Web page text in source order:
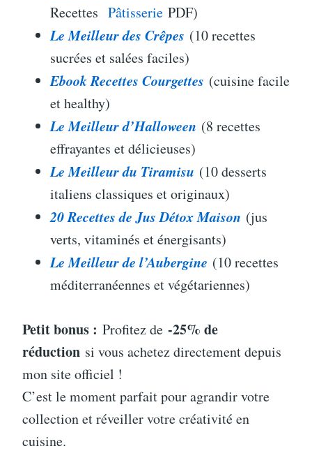
Recettes Pâtisserie PDF)
Le Meilleur des Crêpes (10 recettes
sucrées et salées faciles)
Ebook Recettes Courgettes (cuisine facile
et healthy)
Le Meilleur d’Halloween (8 recettes
effrayantes et délicieuses)
Le Meilleur du Tiramisu (10 desserts
italiens classiques et originaux)
20 Recettes de Jus Détox Maison (jus
verts, vitaminés et énergisants)
Le Meilleur de l’Aubergine (10 recettes
méditerranéennes et végétariennes)
Petit bonus : Profitez de -25% de
réduction si vous achetez directement depuis
mon site officiel !
C’est le moment parfait pour agrandir votre
collection et réveiller votre créativité en
cuisine.